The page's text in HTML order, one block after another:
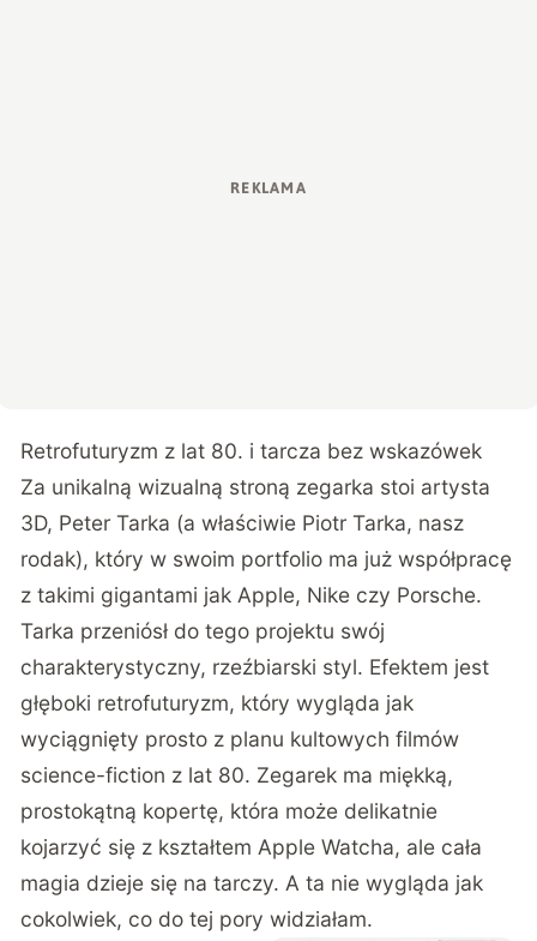
Retrofuturyzm z lat 80. i tarcza bez wskazówek
Za unikalną wizualną stroną zegarka stoi artysta
3D, Peter Tarka (a właściwie Piotr Tarka, nasz
rodak), który w swoim portfolio ma już współpracę
z takimi gigantami jak Apple, Nike czy Porsche.
Tarka przeniósł do tego projektu swój
charakterystyczny, rzeźbiarski styl. Efektem jest
głęboki retrofuturyzm, który wygląda jak
wyciągnięty prosto z planu kultowych filmów
science-fiction z lat 80. Zegarek ma miękką,
prostokątną kopertę, która może delikatnie
kojarzyć się z kształtem Apple Watcha, ale cała
magia dzieje się na tarczy. A ta nie wygląda jak
cokolwiek, co do tej pory widziałam.